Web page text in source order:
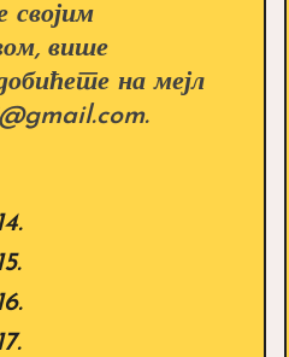
својим
више
на мејл